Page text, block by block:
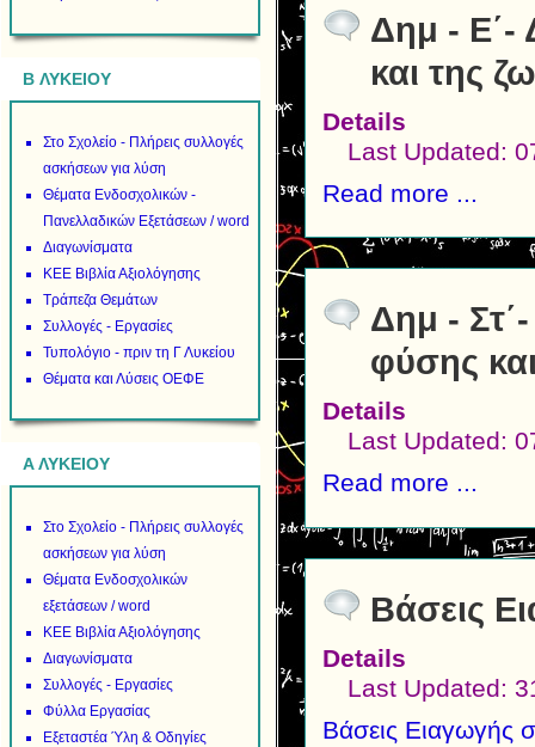
B ΛΥΚΕΙΟΥ
Στο Σχολείο - Πλήρεις συλλογές
ασκήσεων για λύση
Θέματα Ενδοσχολικών -
Πανελλαδικών Εξετάσεων / word
Διαγωνίσματα
ΚΕΕ Βιβλία Αξιολόγησης
Τράπεζα Θεμάτων
Συλλογές - Εργασίες
Τυπολόγιο - πριν τη Γ Λυκείου
Θέματα και Λύσεις ΟΕΦΕ
Α ΛΥΚΕΙΟΥ
Στο Σχολείο - Πλήρεις συλλογές
ασκήσεων για λύση
Θέματα Ενδοσχολικών
εξετάσεων / word
ΚΕΕ Βιβλία Αξιολόγησης
Διαγωνίσματα
Συλλογές - Εργασίες
Φύλλα Εργασίας
Εξεταστέα Ύλη & Οδηγίες
Δημ - Ε΄-
και της
Details
Last Updated:
Read more ...
Δημ -
φύσης
Details
Last Updated:
Read more ...
Βάσεις
Details
Last Updated:
Βάσεις Ειαγωγής